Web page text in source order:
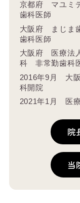
京都府 マユミ
歯科医師
大阪府 まじま
歯科医師
大阪府 医療法
科 非常勤歯科
2016年9月 大
科開院
2021年1月 医
院
当